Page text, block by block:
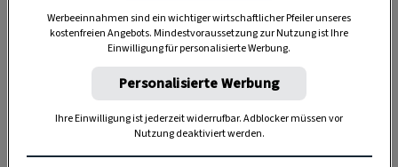
Werbeeinnahmen sind ein wichtiger wirtschaftlicher Pfeiler unseres
kostenfreien Angebots. Mindestvoraussetzung zur Nutzung ist Ihre
Einwilligung für personalisierte Werbung.
Personalisierte Werbung
Ihre Einwilligung ist jederzeit widerrufbar. Adblocker müssen vor
Nutzung deaktiviert werden.